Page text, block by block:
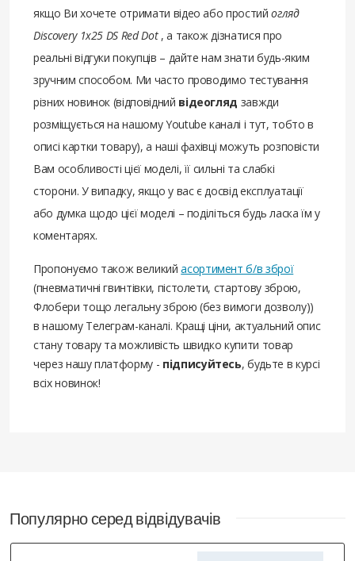
якщо Ви хочете отримати відео або простийогляд
Discovery 1x25 DS Red Dot , а також дізнатися про
реальні відгуки покупців – дайте нам знати будь-яким
зручним способом. Ми часто проводимо тестування
різних новинок (відповідний відеогляд завжди
розміщується на нашому Youtube каналі і тут, тобто в
описі картки товару), а наші фахівці можуть розповісти
Вам особливості цієї моделі, її сильні та слабкі
сторони. У випадку, якщо у вас є досвід експлуатації
або думка щодо цієї моделі – поділіться будь ласка їм у
коментарях.
Пропонуємо також великийасортимент б/в зброї
(пневматичні гвинтівки, пістолети, стартову зброю,
Флобери тощо легальну зброю (без вимоги дозволу))
в нашому Телеграм-каналі. Кращі ціни, актуальний опис
стану товару та можливість швидко купити товар
через нашу платформу - підписуйтесь, будьте в курсі
всіх новинок!
Популярно серед відвідувачів